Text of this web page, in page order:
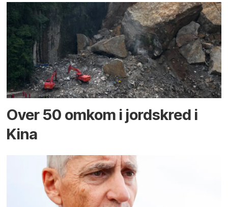
Over 50 omkom i jord­skred i
Kina